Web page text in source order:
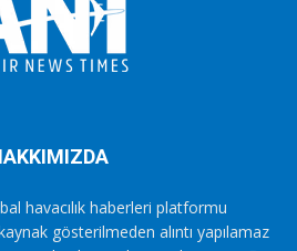
havacılık haberleri platformu
gösterilmeden alıntı yapılamaz